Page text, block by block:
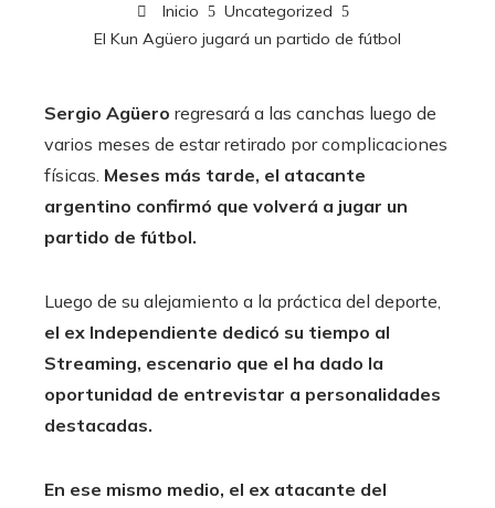
Inicio
Uncategorized
El Kun Agüero jugará un partido de fútbol
Sergio Agüero regresará a las canchas luego de
varios meses de estar retirado por complicaciones
físicas. Meses más tarde, el atacante
argentino confirmó que volverá a jugar un
partido de fútbol.
Luego de su alejamiento a la práctica del deporte,
el ex Independiente dedicó su tiempo al
Streaming, escenario que el ha dado la
oportunidad de entrevistar a personalidades
destacadas.
En ese mismo medio, el ex atacante del